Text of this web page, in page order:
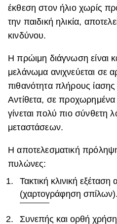
έκθεση στον ήλιο χωρίς
την παιδική ηλικία,
κινδύνου.
Η πρώιμη διάγνωση είναι
μελάνωμα ανιχνεύεται σε
πιθανότητα πλήρους ίασης
Αντίθετα, σε προχωρημένα
γίνεται πολύ πιο σύνθετη
μεταστάσεων.
Η αποτελεσματική πρόληψη
πυλώνες:
Τακτική κλινική
(χαρτογράφηση σπίλων).
Συνεπής και ορθή χρήση